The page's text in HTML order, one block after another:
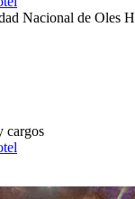
Nacional de Oles
cargos